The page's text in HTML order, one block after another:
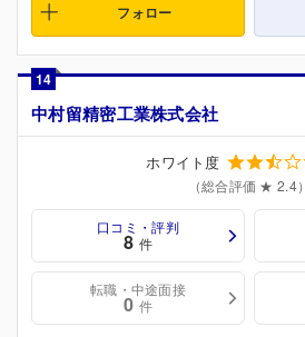
フォロー
14
中村留精密工業株式会社
ホワイト度
（総合評価 ★ 2.4）
口コミ・評判
8 件
転職・中途面接
0 件